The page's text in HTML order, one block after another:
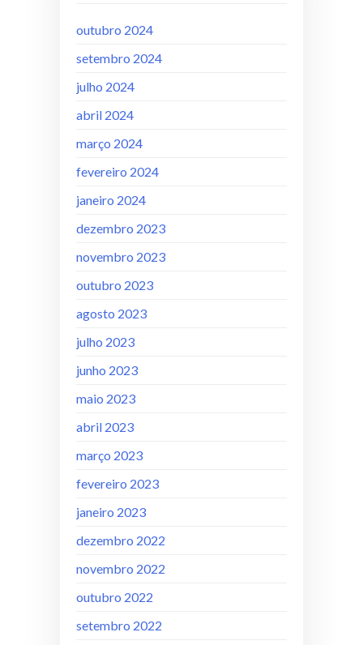
outubro 2024
setembro 2024
julho 2024
abril 2024
março 2024
fevereiro 2024
janeiro 2024
dezembro 2023
novembro 2023
outubro 2023
agosto 2023
julho 2023
junho 2023
maio 2023
abril 2023
março 2023
fevereiro 2023
janeiro 2023
dezembro 2022
novembro 2022
outubro 2022
setembro 2022